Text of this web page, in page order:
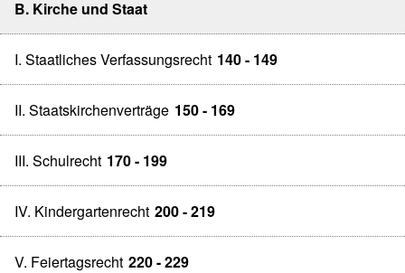
B. Kirche und Staat
I. Staatliches Verfassungsrecht 140 - 149
II. Staatskirchenverträge 150 - 169
III. Schulrecht 170 - 199
IV. Kindergartenrecht 200 - 219
V. Feiertagsrecht 220 - 229